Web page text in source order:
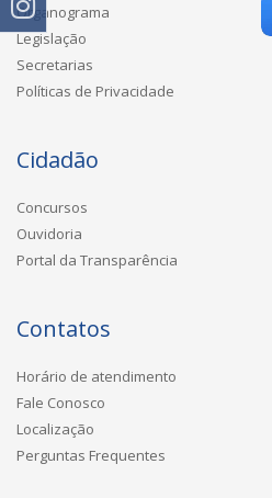
Organograma
Legislação
Secretarias
Políticas de Privacidade
Cidadão
Concursos
Ouvidoria
Portal da Transparência
Contatos
Horário de atendimento
Fale Conosco
Localização
Perguntas Frequentes